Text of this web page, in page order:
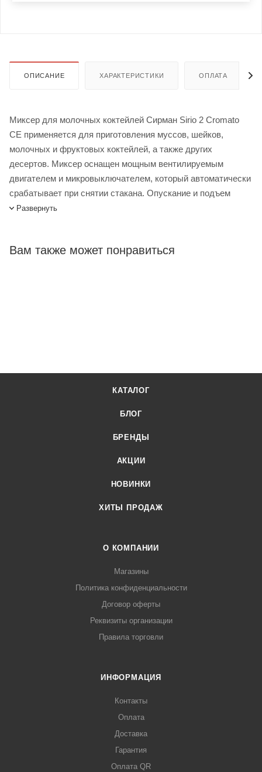
ОПИСАНИЕ ХАРАКТЕРИСТИКИ ОПЛАТА
Миксер для молочных коктейлей Сирман Sirio 2 Cromato
CE применяется для приготовления муссов, шейков,
молочных и фруктовых коктейлей, а также других
десертов. Миксер оснащен мощным вентилируемым
двигателем и микровыключателем, который автоматически
срабатывает при снятии стакана. Опускание и подъем
стакана осуществляется вручную. Стакан на 550 мл из
Развернуть
Вам также может понравиться
КАТАЛОГ
БЛОГ
БРЕНДЫ
АКЦИИ
НОВИНКИ
ХИТЫ ПРОДАЖ
О КОМПАНИИ
Магазины
Политика конфиденциальности
Договор оферты
Реквизиты организации
Правила торговли
ИНФОРМАЦИЯ
Контакты
Оплата
Доставка
Гарантия
Оплата QR